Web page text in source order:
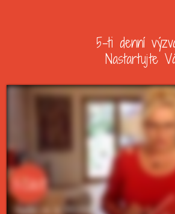
5-ti denní
Nastartujte